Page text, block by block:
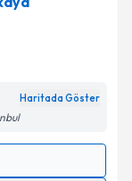
Haritada Göster